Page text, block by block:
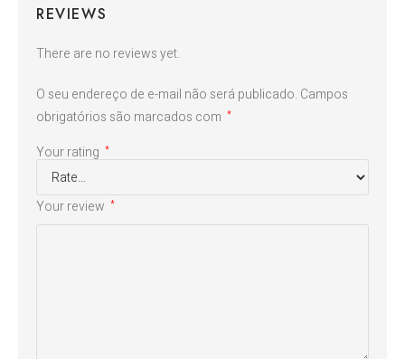
REVIEWS
There are no reviews yet.
O seu endereço de e-mail não será publicado. Campos
obrigatórios são marcados com *
Your rating *
Your review *